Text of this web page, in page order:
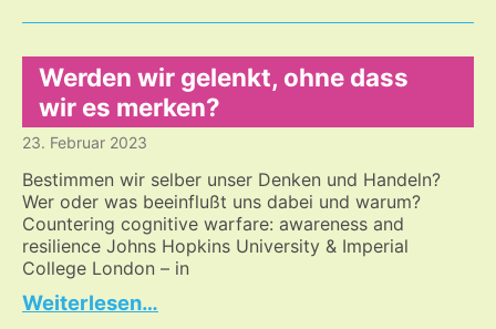
nach
Werden wir gelenkt, ohne dass
wir es merken?
23. Februar 2023
Bestimmen wir selber unser Denken und Handeln?
Wer oder was beeinflußt uns dabei und warum?
Countering cognitive warfare: awareness and
resilience Johns Hopkins University & Imperial
College London – in
…